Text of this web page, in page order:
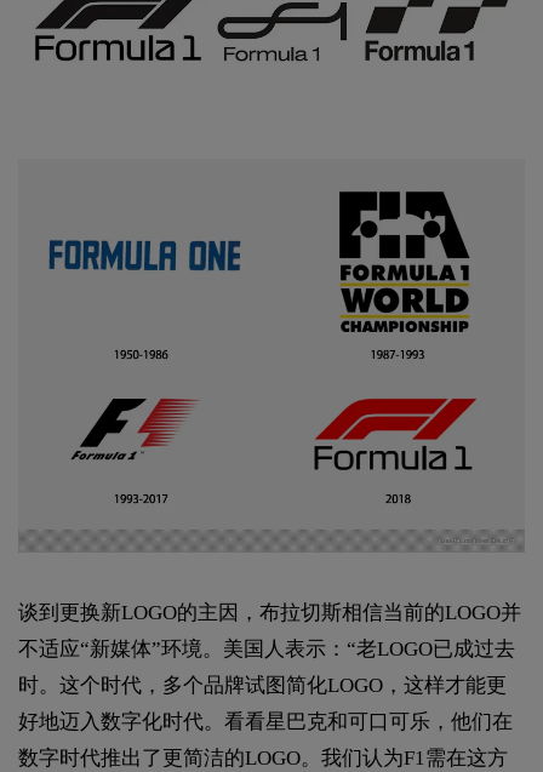
谈到更换新LOGO的主因，布拉切斯相信当前的LOGO并
不适应“新媒体”环境。美国人表示：“老LOGO已成过去
时。这个时代，多个品牌试图简化LOGO，这样才能更
好地迈入数字化时代。看看星巴克和可口可乐，他们在
数字时代推出了更简洁的LOGO。我们认为F1需在这方